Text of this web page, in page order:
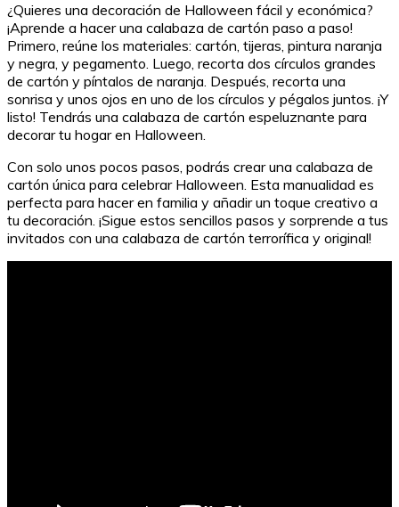
¿Quieres una decoración de Halloween fácil y económica?
¡Aprende a hacer una calabaza de cartón paso a paso!
Primero, reúne los materiales: cartón, tijeras, pintura naranja
y negra, y pegamento. Luego, recorta dos círculos grandes
de cartón y píntalos de naranja. Después, recorta una
sonrisa y unos ojos en uno de los círculos y pégalos juntos. ¡Y
listo! Tendrás una calabaza de cartón espeluznante para
decorar tu hogar en Halloween.
Con solo unos pocos pasos, podrás crear una calabaza de
cartón única para celebrar Halloween. Esta manualidad es
perfecta para hacer en familia y añadir un toque creativo a
tu decoración. ¡Sigue estos sencillos pasos y sorprende a tus
invitados con una calabaza de cartón terrorífica y original!